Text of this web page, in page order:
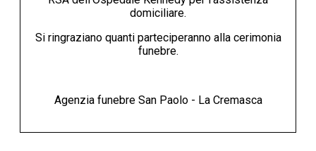
domiciliare.
Si ringraziano quanti parteciperanno alla cerimonia
funebre.
Agenzia funebre San Paolo - La Cremasca